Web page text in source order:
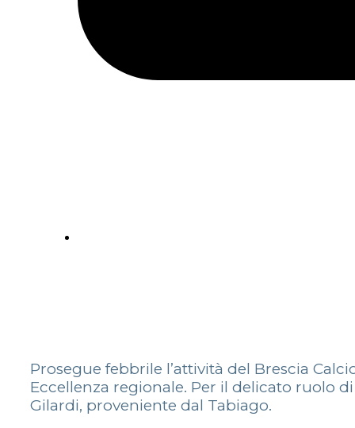
Prosegue febbrile l’attività del Brescia
Eccellenza regionale. Per il delicato ruolo
Gilardi, proveniente dal Tabiago.